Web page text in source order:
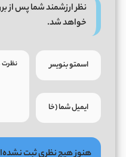
نظر ارزشمند شما پس از
خواهد شد.
هنوز هیچ نظری ثبت